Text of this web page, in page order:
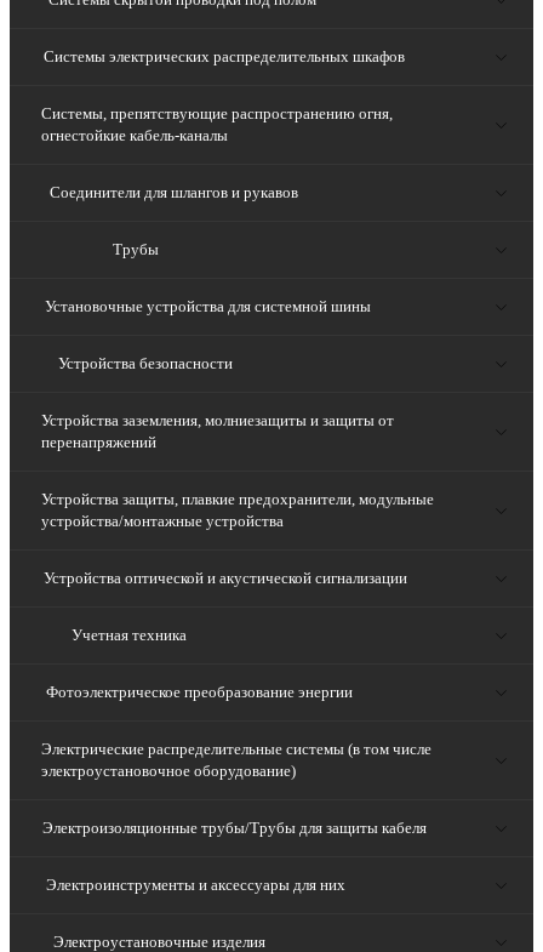
Системы электрических распределительных шкафов
Системы, препятствующие распространению огня,
огнестойкие кабель-каналы
Соединители для шлангов и рукавов
Трубы
Установочные устройства для системной шины
Устройства безопасности
Устройства заземления, молниезащиты и защиты от
перенапряжений
Устройства защиты, плавкие предохранители, модульные
устройства/монтажные устройства
Устройства оптической и акустической сигнализации
Учетная техника
Фотоэлектрическое преобразование энергии
Электрические распределительные системы (в том числе
электроустановочное оборудование)
Электроизоляционные трубы/Трубы для защиты кабеля
Электроинструменты и аксессуары для них
Электроустановочные изделия